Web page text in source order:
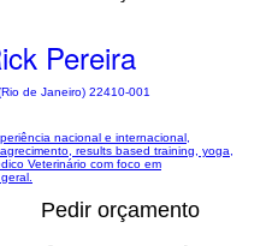
Pereira
de Janeiro) 22410-001
nacional e internacional,
results based training, yoga,
Veterinário com foco em
Pedir orçamento